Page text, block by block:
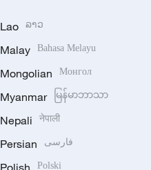
Lao ລາວ
Malay Bahasa Melayu
Mongolian Монгол
Myanmar မြန်မာဘာသာ
Nepali नेपाली
Persian فارسی
Polish Polski